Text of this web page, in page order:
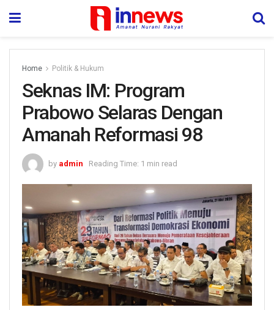
Home Politik & Hukum
Seknas IM: Program
Prabowo Selaras Dengan
Amanah Reformasi 98
by admin Reading Time: 1 min read